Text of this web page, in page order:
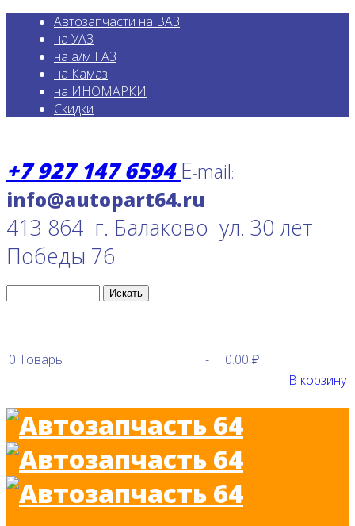
Автозапчасти на ВАЗ
на УАЗ
на а/м ГАЗ
на Камаз
на ИНОМАРКИ
Скидки
+7 927 147 6594 E-mail:
413 864 г. Балаково ул. 30 лет
Победы 76
0 Товары -
0.00 ₽
В корзину